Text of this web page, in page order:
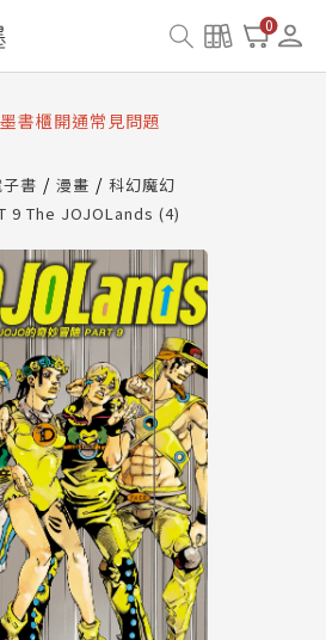
0
讀墨系統維護中，本站同步暫
數位閱讀資產合併與書櫃開通申請
書櫃開通常見問題
服務升級重要說明及資產合併結果
讀墨系統維護中，本站同步暫
子書 漫畫
科幻魔幻
9 The JOJOLands (4)